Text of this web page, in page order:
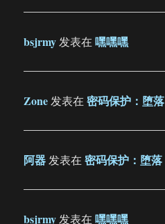
bsjrmy发表在嘿嘿嘿
Zone发表在密码保护：堕落
阿器发表在密码保护：堕落
bsjrmy发表在嘿嘿嘿